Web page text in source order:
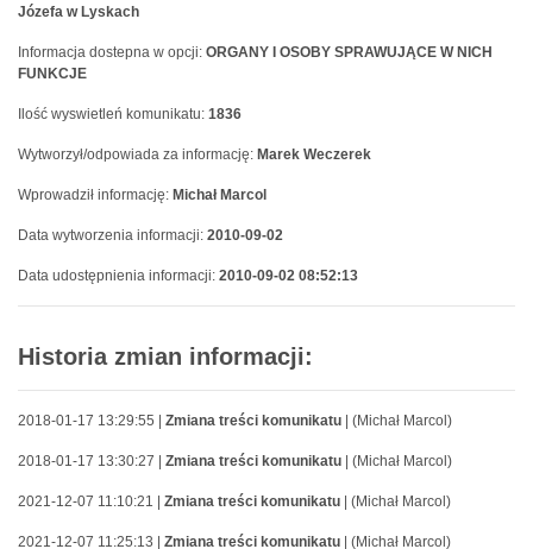
Józefa w Lyskach
Informacja dostepna w opcji: ORGANY I OSOBY SPRAWUJĄCE W NICH
FUNKCJE
Ilość wyswietleń komunikatu: 1836
Wytworzył/odpowiada za informację: Marek Weczerek
Wprowadził informację: Michał Marcol
Data wytworzenia informacji: 2010-09-02
Data udostępnienia informacji: 2010-09-02 08:52:13
Historia zmian informacji:
2018-01-17 13:29:55 | Zmiana treści komunikatu | (Michał Marcol)
2018-01-17 13:30:27 | Zmiana treści komunikatu | (Michał Marcol)
2021-12-07 11:10:21 | Zmiana treści komunikatu | (Michał Marcol)
2021-12-07 11:25:13 | Zmiana treści komunikatu | (Michał Marcol)